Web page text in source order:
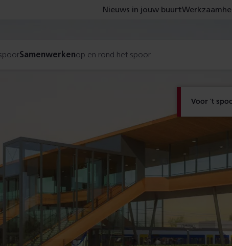
Voor 't
Nieuws in jouw buurt
Samenwerkenop en rond het spoor